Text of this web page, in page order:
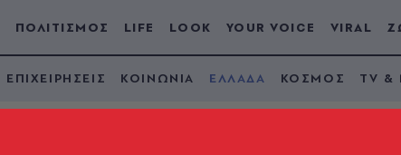
ΠΟΛΙΤΙΣΜΟΣ LIFE LOOK YOUR VOICE VIRAL
ΕΠΙΧΕΙΡΗΣΕΙΣ ΚΟΙΝΩΝΙΑ ΕΛΛΑΔΑ ΚΟΣΜΟΣ TV &